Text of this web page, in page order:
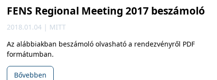
FENS Regional Meeting 2017 beszámoló
2018.01.04 | MITT
Az alábbiakban beszámoló olvasható a rendezvényről PDF
formátumban.
Bővebben